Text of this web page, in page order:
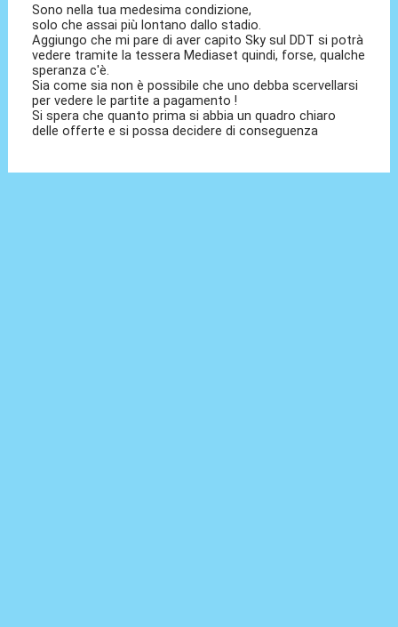
Sono nella tua medesima condizione,
solo che assai più lontano dallo stadio.
Aggiungo che mi pare di aver capito Sky sul DDT si potrà
vedere tramite la tessera Mediaset quindi, forse, qualche
speranza c'è.
Sia come sia non è possibile che uno debba scervellarsi
per vedere le partite a pagamento !
Si spera che quanto prima si abbia un quadro chiaro
delle offerte e si possa decidere di conseguenza